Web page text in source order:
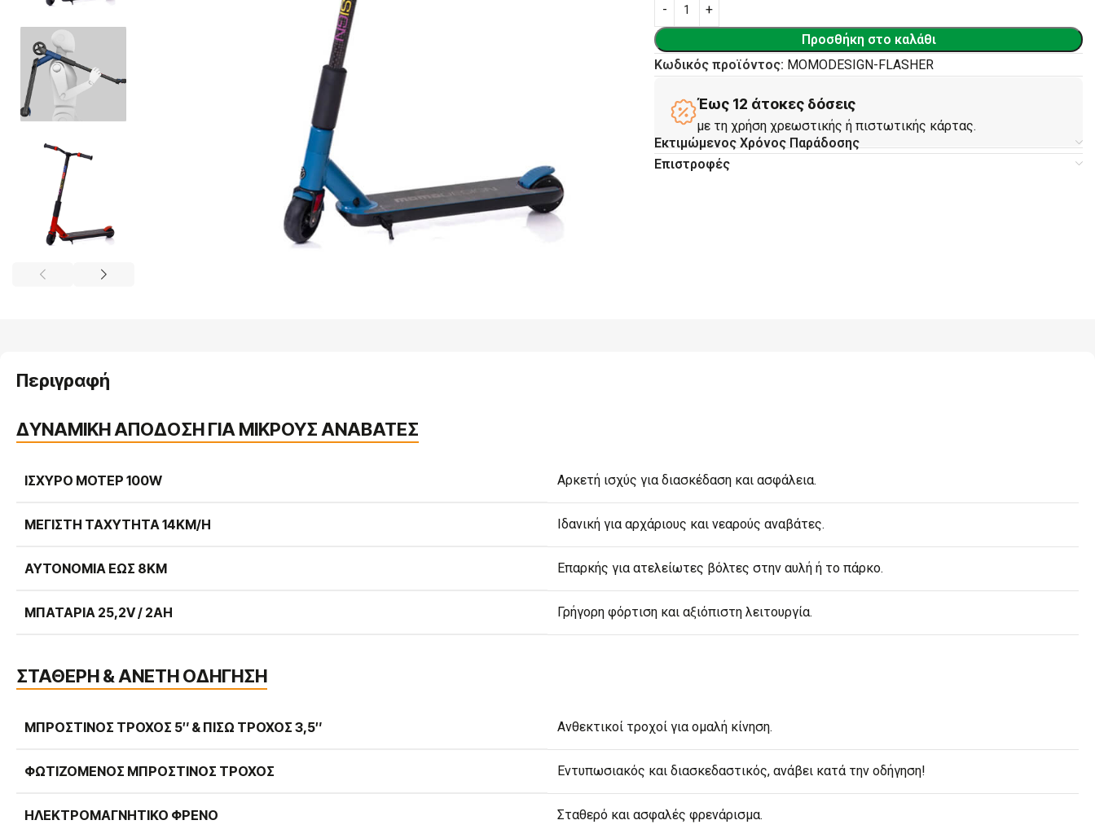
Προσθήκη στο καλάθι
Κωδικός προϊόντος: MOMODESIGN-FLASHER
Έως 12 άτοκες δόσεις
με τη χρήση χρεωστικής ή πιστωτικής κάρτας.
Εκτιμώμενος Χρόνος Παράδοσης
Επιστροφές
Περιγραφή
ΔΥΝΑΜΙΚΗ ΑΠΟΔΟΣΗ ΓΙΑ ΜΙΚΡΟΥΣ ΑΝΑΒΑΤΕΣ
ΙΣΧΥΡΌ ΜΟΤΈΡ 100W Αρκετή ισχύς για διασκέδαση και ασφάλεια.
ΜΈΓΙΣΤΗ ΤΑΧΎΤΗΤΑ 14KM/H Ιδανική για αρχάριους και νεαρούς αναβάτες.
ΑΥΤΟΝΟΜΊΑ ΈΩΣ 8KM Επαρκής για ατελείωτες βόλτες στην αυλή ή το πάρκο.
ΜΠΑΤΑΡΊΑ 25,2V / 2AH Γρήγορη φόρτιση και αξιόπιστη λειτουργία.
ΣΤΑΘΕΡΗ & ΑΝΕΤΗ ΟΔΗΓΗΣΗ
ΜΠΡΟΣΤΙΝΌΣ ΤΡΟΧΌΣ 5″ & ΠΊΣΩ ΤΡΟΧΌΣ 3,5″ Ανθεκτικοί τροχοί για ομαλή κίνηση.
ΦΩΤΙΖΌΜΕΝΟΣ ΜΠΡΟΣΤΙΝΌΣ ΤΡΟΧΌΣ Εντυπωσιακός και διασκεδαστικός, ανάβει κατά την οδήγηση!
ΗΛΕΚΤΡΟΜΑΓΝΗΤΙΚΌ ΦΡΈΝΟ Σταθερό και ασφαλές φρενάρισμα.